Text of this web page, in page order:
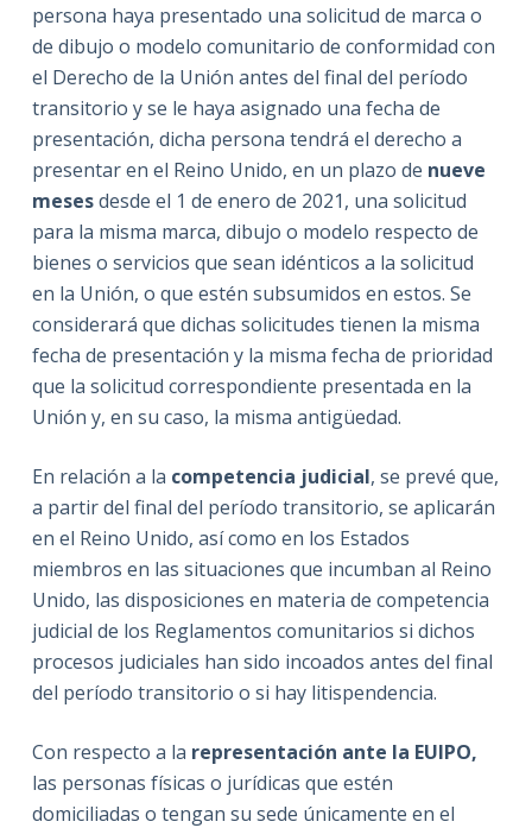
persona haya presentado una solicitud de marca o
de dibujo o modelo comunitario de conformidad con
el Derecho de la Unión antes del final del período
transitorio y se le haya asignado una fecha de
presentación, dicha persona tendrá el derecho a
presentar en el Reino Unido, en un plazo de nueve
mesesdesde el 1 de enero de 2021, una solicitud
para la misma marca, dibujo o modelo respecto de
bienes o servicios que sean idénticos a la solicitud
en la Unión, o que estén subsumidos en estos. Se
considerará que dichas solicitudes tienen la misma
fecha de presentación y la misma fecha de prioridad
que la solicitud correspondiente presentada en la
Unión y, en su caso, la misma antigüedad.
En relación a la competencia judicial, se prevé que,
a partir del final del período transitorio, se aplicarán
en el Reino Unido, así como en los Estados
miembros en las situaciones que incumban al Reino
Unido, las disposiciones en materia de competencia
judicial de los Reglamentos comunitarios si dichos
procesos judiciales han sido incoados antes del final
del período transitorio o si hay litispendencia.
Con respecto a la representación ante la EUIPO,
las personas físicas o jurídicas que estén
domiciliadas o tengan su sede únicamente en el